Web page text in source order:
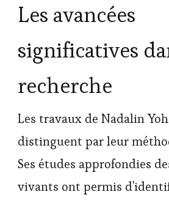
Les avancées
significatives
recherche
Les travaux de Nadalin
distinguent par leur
Ses études approfondies
vivants ont permis